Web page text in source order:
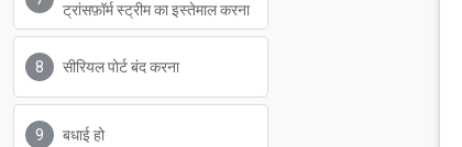
ट्रांसफ़ॉर्म स्ट्रीम का इस्तेमाल करना
सीरियल पोर्ट बंद करना
बधाई हो